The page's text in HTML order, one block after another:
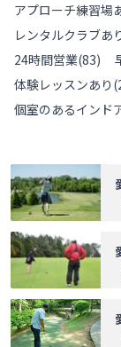
アプローチ練習場
レンタルクラブあ
24時間営業(83)
体験レッスンあり (
個室のあるインド